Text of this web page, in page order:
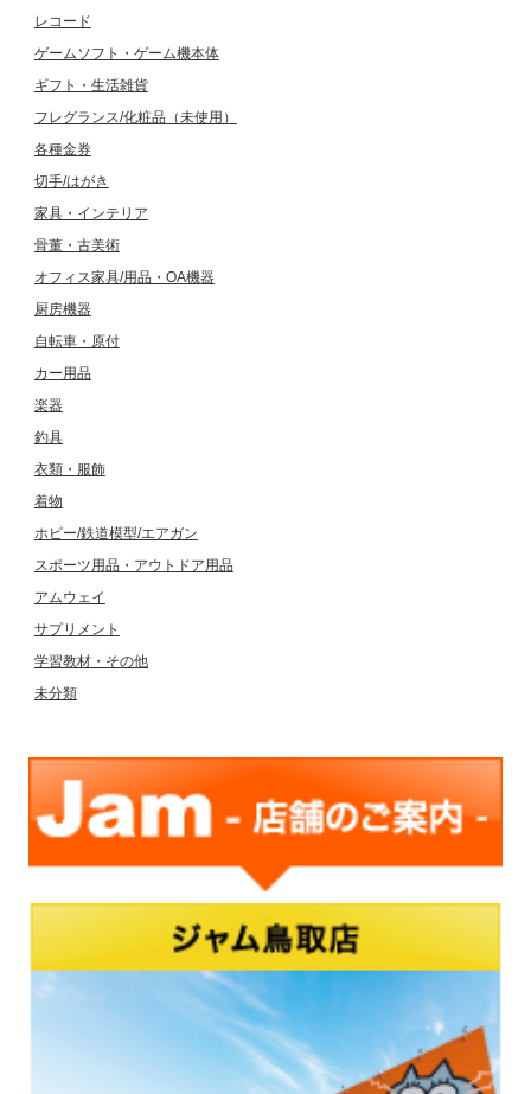
レコード
ゲームソフト・ゲーム機本体
ギフト・生活雑貨
フレグランス/化粧品（未使用）
各種金券
切手/はがき
家具・インテリア
骨董・古美術
オフィス家具/用品・OA機器
厨房機器
自転車・原付
カー用品
楽器
釣具
衣類・服飾
着物
ホビー/鉄道模型/エアガン
スポーツ用品・アウトドア用品
アムウェイ
サプリメント
学習教材・その他
未分類